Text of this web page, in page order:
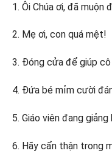
Ôi Chúa ơi, đã muộn
Mẹ ơi, con quá mệt!
Đóng cửa để giúp cô
Đứa bé mỉm cười
Giáo viên đang giảng
Hãy cẩn thận trong